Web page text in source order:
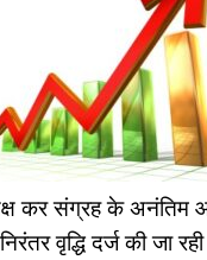
कर संग्रह के अनंतिम
वृद्धि दर्ज की जा